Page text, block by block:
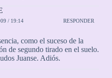
/ 19:14 RESPONDER
como el suceso de la
de segundo tirado en el suelo.
Juanse. Adiós.